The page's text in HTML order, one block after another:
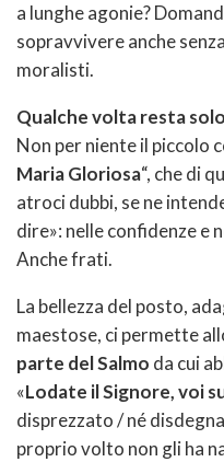
a lunghe agonie?
sopravvivere anche
moralisti.
Qualche volta resta
Non per niente il piccolo
Maria Gloriosa“, che di
atroci dubbi, se ne
dire»: nelle confidenze e
Anche frati.
La bellezza del posto,
maestose, ci permette
parte del Salmo da cui
«Lodate il Signore, voi
disprezzato / né
proprio volto non gli ha